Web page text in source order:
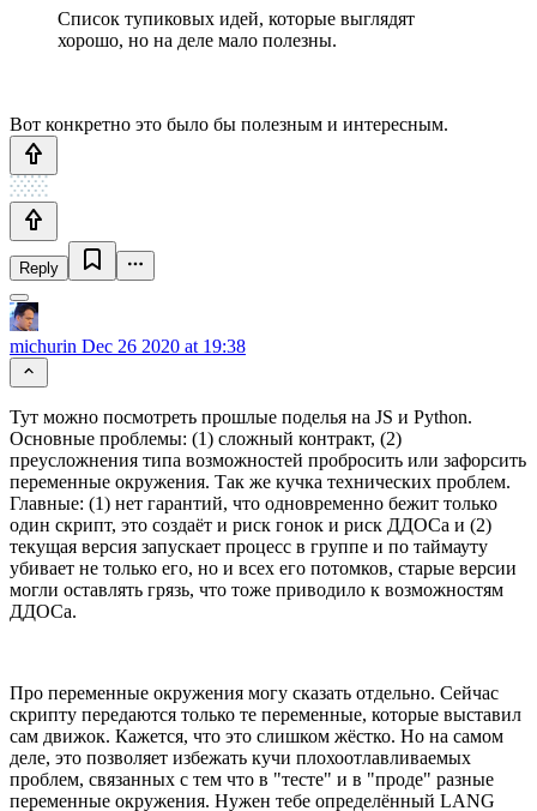
Список тупиковых идей, которые выглядят
хорошо, но на деле мало полезны.
Вот конкретно это было бы полезным и интересным.
Reply
michurin Dec 26 2020 at 19:38
Тут можно посмотреть прошлые поделья на JS и Python.
Основные проблемы: (1) сложный контракт, (2)
преусложнения типа возможностей пробросить или зафорсить
переменные окружения. Так же кучка технических проблем.
Главные: (1) нет гарантий, что одновременно бежит только
один скрипт, это создаёт и риск гонок и риск ДДОСа и (2)
текущая версия запускает процесс в группе и по таймауту
убивает не только его, но и всех его потомков, старые версии
могли оставлять грязь, что тоже приводило к возможностям
ДДОСа.
Про переменные окружения могу сказать отдельно. Сейчас
скрипту передаются только те переменные, которые выставил
сам движок. Кажется, что это слишком жёстко. Но на самом
деле, это позволяет избежать кучи плохоотлавливаемых
проблем, связанных с тем что в "тесте" и в "проде" разные
переменные окружения. Нужен тебе определённый LANG